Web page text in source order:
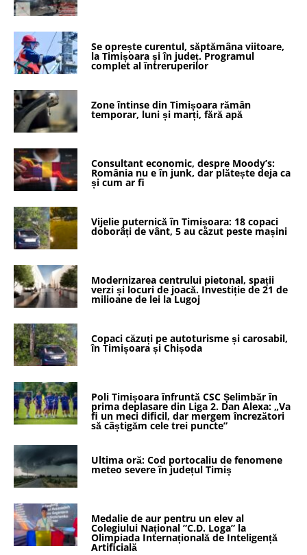
Se oprește curentul, săptămâna viitoare,
la Timișoara și în județ. Programul
complet al întreruperilor
Zone întinse din Timișoara rămân
temporar, luni și marți, fără apă
Consultant economic, despre Moody’s:
România nu e în junk, dar plătește deja ca
și cum ar fi
Vijelie puternică în Timișoara: 18 copaci
doborâți de vânt, 5 au căzut peste mașini
Modernizarea centrului pietonal, spații
verzi și locuri de joacă. Investiție de 21 de
milioane de lei la Lugoj
Copaci căzuți pe autoturisme și carosabil,
în Timișoara și Chișoda
Poli Timișoara înfruntă CSC Șelimbăr în
prima deplasare din Liga 2. Dan Alexa: „Va
fi un meci dificil, dar mergem încrezători
să câștigăm cele trei puncte”
Ultima oră: Cod portocaliu de fenomene
meteo severe în județul Timiș
Medalie de aur pentru un elev al
Colegiului Național ”C.D. Loga” la
Olimpiada Internațională de Inteligență
Artificială